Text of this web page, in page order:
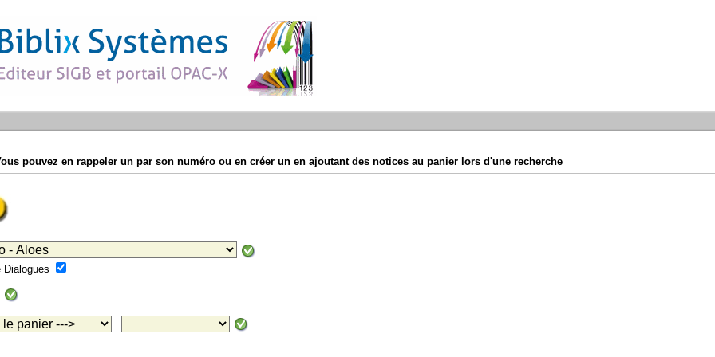
pouvez en rappeler un par son numéro ou en créer un en ajoutant des notices au panier lors d'une recherche